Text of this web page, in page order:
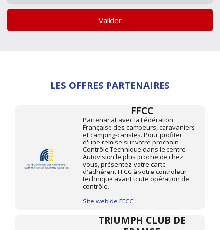
Valider
LES OFFRES PARTENAIRES
FFCC
Partenariat avec la Fédération
Française des campeurs, caravaniers
et camping-caristes. Pour profiter
d'une remise sur votre prochain
Contrôle Technique dans le centre
Autovision le plus proche de chez
vous, présentez-votre carte
d'adhérent FFCC à votre controleur
technique avant toute opération de
contrôle.
Site web de FFCC
TRIUMPH CLUB DE